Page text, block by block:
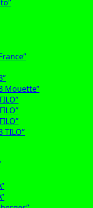
Mouette”
TILO”